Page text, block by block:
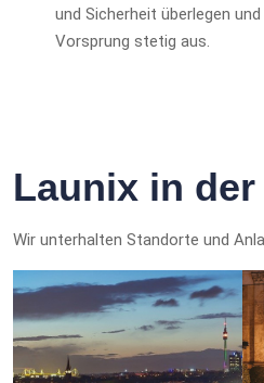
und Sicherheit überlegen
Vorsprung stetig aus.
Launix in der
Wir unterhalten Standorte und